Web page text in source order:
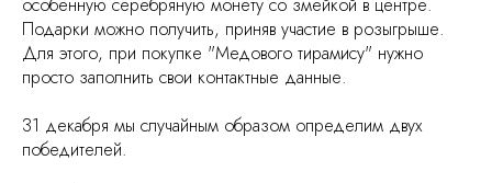
Подарки можно получить, приняв участие в розыгрыше.
Для этого, при покупке "Медового тирамису" нужно
просто заполнить свои контактные данные.
31 декабря мы случайным образом определим двух
победителей.